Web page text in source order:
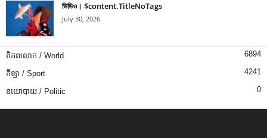
ভিডিও। $content.TitleNoTags
July 30, 2026
ពិភពលោក / World 6894
កីឡា / Sport 4241
នយោបាយ / Politic 0